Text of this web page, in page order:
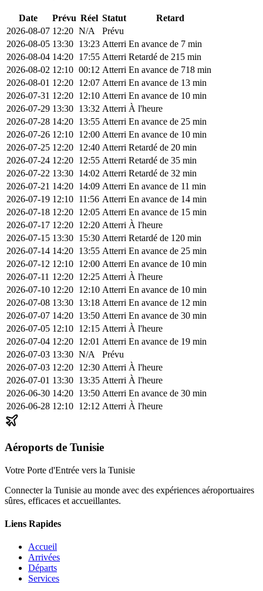
Date Prévu Réel Statut
Retard
2026-08-07 12:20 N/A
Prévu
2026-08-05 13:30 13:23 Atterri En avance de 7 min
2026-08-04 14:20 17:55 Atterri Retardé de 215 min
2026-08-02 12:10 00:12 Atterri En avance de 718 min
2026-08-01 12:20 12:07 Atterri En avance de 13 min
2026-07-31 12:20 12:10 Atterri En avance de 10 min
2026-07-29 13:30 13:32 Atterri À l'heure
2026-07-28 14:20 13:55 Atterri En avance de 25 min
2026-07-26 12:10 12:00 Atterri En avance de 10 min
2026-07-25 12:20 12:40 Atterri Retardé de 20 min
2026-07-24 12:20 12:55 Atterri Retardé de 35 min
2026-07-22 13:30 14:02 Atterri Retardé de 32 min
2026-07-21 14:20 14:09 Atterri En avance de 11 min
2026-07-19 12:10 11:56 Atterri En avance de 14 min
2026-07-18 12:20 12:05 Atterri En avance de 15 min
2026-07-17 12:20 12:20 Atterri À l'heure
2026-07-15 13:30 15:30 Atterri Retardé de 120 min
2026-07-14 14:20 13:55 Atterri En avance de 25 min
2026-07-12 12:10 12:00 Atterri En avance de 10 min
2026-07-11 12:20 12:25 Atterri À l'heure
2026-07-10 12:20 12:10 Atterri En avance de 10 min
2026-07-08 13:30 13:18 Atterri En avance de 12 min
2026-07-07 14:20 13:50 Atterri En avance de 30 min
2026-07-05 12:10 12:15 Atterri À l'heure
2026-07-04 12:20 12:01 Atterri En avance de 19 min
2026-07-03 13:30 N/A
Prévu
2026-07-03 12:20 12:30 Atterri À l'heure
2026-07-01 13:30 13:35 Atterri À l'heure
2026-06-30 14:20 13:50 Atterri En avance de 30 min
2026-06-28 12:10 12:12 Atterri À l'heure
Aéroports de Tunisie
Votre Porte d'Entrée vers la Tunisie
Connecter la Tunisie au monde avec des expériences aéroportuaires
sûres, efficaces et accueillantes.
Liens Rapides
Accueil
Arrivées
Départs
Services